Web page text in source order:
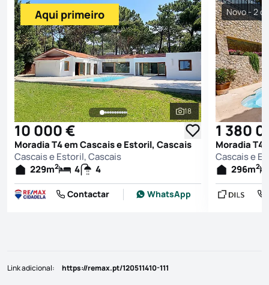
Ver todas as
18
Aqui primeiro
10 000 €
Moradia T4 em Cascais e Estoril, Cascais
Cascais e Estoril, Cascais
229m2 4 4
Contactar WhatsApp
Novo - 2
1 380
Moradia T4
Cascais e
296m2
Link adicional: https://remax.pt/120511410-111